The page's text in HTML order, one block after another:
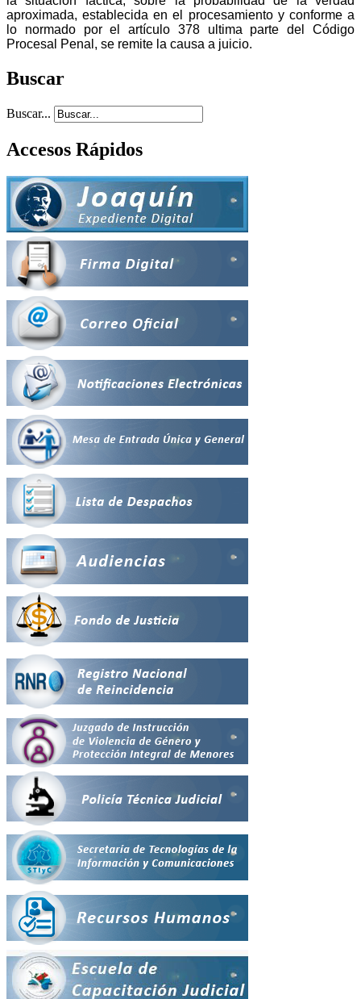
aproximada, establecida en el procesamiento y conforme a
lo normado por el artículo 378 ultima parte del Código
Procesal Penal, se remite la causa a juicio.
Buscar
Buscar...
Accesos Rápidos